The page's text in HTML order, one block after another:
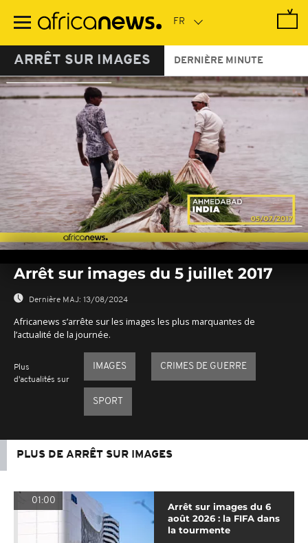
contenu
ARRÊT SUR IMAGES DERNIÈRE MINUTE
seconds
seconds
Arrêt sur images du 5 juillet 2017
Dernière MAJ: 13/08/2024
Africanews s’arrête sur les images les plus marquantes de
l’actualité de la journée.
Plus
d'actualités sur
IMAGES CRIMES DE GUERRE
SPORT
PLUS DE ARRÊT SUR IMAGES
01:00
Arrêt sur images du 6
août 2026 : la FIFA dans
la tourmente